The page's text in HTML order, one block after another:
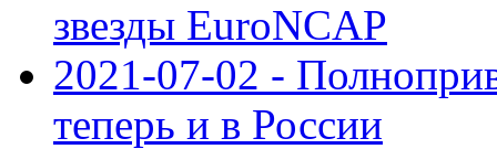
звезды EuroNCAP
2021-07-02 -
теперь и в России